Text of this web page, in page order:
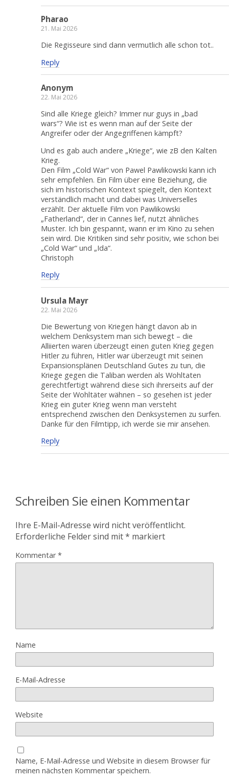
Pharao
21. Mai 2026
Die Regisseure sind dann vermutlich alle schon tot..
Reply
Anonym
22. Mai 2026
Sind alle Kriege gleich? Immer nur guys in „bad
wars“? Wie ist es wenn man auf der Seite der
Angreifer oder der Angegriffenen kämpft?
Und es gab auch andere „Kriege“, wie zB den Kalten
Krieg.
Den Film „Cold War“ von Pawel Pawlikowski kann ich
sehr empfehlen. Ein Film über eine Beziehung, die
sich im historischen Kontext spiegelt, den Kontext
verständlich macht und dabei was Universelles
erzählt. Der aktuelle Film von Pawlikowski
„Fatherland“, der in Cannes lief, nutzt ähnliches
Muster. Ich bin gespannt, wann er im Kino zu sehen
sein wird. Die Kritiken sind sehr positiv, wie schon bei
„Cold War“ und „Ida“.
Christoph
Reply
Ursula Mayr
22. Mai 2026
Die Bewertung von Kriegen hängt davon ab in
welchem Denksystem man sich bewegt – die
Alliierten waren überzeugt einen guten Krieg gegen
Hitler zu führen, Hitler war überzeugt mit seinen
Expansionsplänen Deutschland Gutes zu tun, die
Kriege gegen die Taliban werden als Wohltaten
gerechtfertigt während diese sich ihrerseits auf der
Seite der Wohltäter wähnen – so gesehen ist jeder
Krieg ein guter Krieg wenn man versteht
entsprechend zwischen den Denksystemen zu surfen.
Danke für den Filmtipp, ich werde sie mir ansehen.
Reply
Schreiben Sie einen Kommentar
Ihre E-Mail-Adresse wird nicht veröffentlicht.
Erforderliche Felder sind mit* markiert
Kommentar*
Name
E-Mail-Adresse
Website
Name, E-Mail-Adresse und Website in diesem Browser für
meinen nächsten Kommentar speichern.